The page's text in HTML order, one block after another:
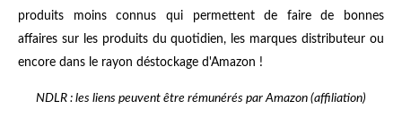
produits moins connus qui permettent de faire de bonnes
affaires sur les produits du quotidien, les marques distributeur ou
encore dans le rayon déstockage d'Amazon !
NDLR : les liens peuvent être rémunérés par Amazon (affiliation)